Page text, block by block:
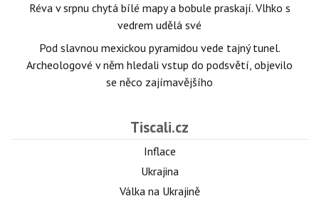
Réva v srpnu chytá bílé mapy a bobule praskají. Vlhko s
vedrem udělá své
Pod slavnou mexickou pyramidou vede tajný tunel.
Archeologové v něm hledali vstup do podsvětí, objevilo
se něco zajímavějšího
Tiscali.cz
Inflace
Ukrajina
Válka na Ukrajině